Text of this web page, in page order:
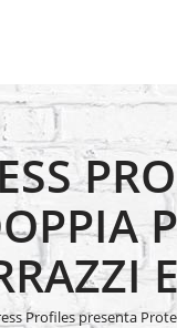
Profiles presenta